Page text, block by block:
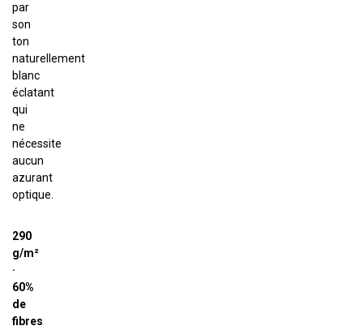
par
son
ton
naturellement
blanc
éclatant
qui
ne
nécessite
aucun
azurant
optique.
290
g/m²
·
60%
de
fibres